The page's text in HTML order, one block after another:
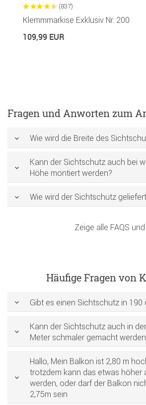
(837)
Klemmmarkise Exklusiv Nr. 200
109,99 EUR
Fragen und Anworten zum
Wie wird die Breite des
Kann der Sichtschutz auch bei
Höhe montiert werden?
Wie wird der Sichtschutz
Zeige alle FAQS
Häufige Fragen von
Gibt es einen Sichtschutz in 190
Kann der Sichtschutz auch in
Meter schmaler gemacht
Hallo, Mein Balkon ist 2,80 m
trotzdem kann das etwas höher
werden, oder darf der Balkon
2,75m sein